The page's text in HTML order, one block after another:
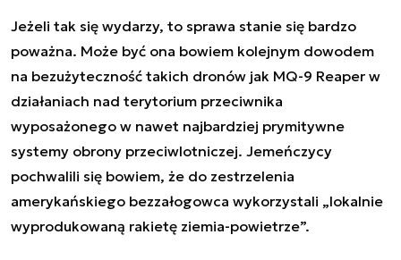
Jeżeli tak się wydarzy, to sprawa stanie się bardzo
poważna. Może być ona bowiem kolejnym dowodem
na bezużyteczność takich dronów jak MQ-9 Reaper w
działaniach nad terytorium przeciwnika
wyposażonego w nawet najbardziej prymitywne
systemy obrony przeciwlotniczej. Jemeńczycy
pochwalili się bowiem, że do zestrzelenia
amerykańskiego bezzałogowca wykorzystali „lokalnie
wyprodukowaną rakietę ziemia-powietrze”.